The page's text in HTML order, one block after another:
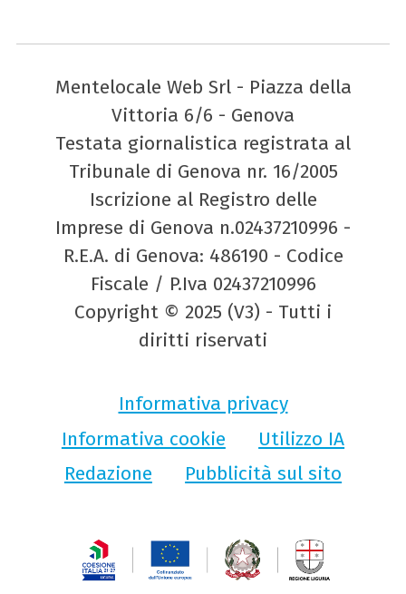
Mentelocale Web Srl - Piazza della
Vittoria 6/6 - Genova
Testata giornalistica registrata al
Tribunale di Genova nr. 16/2005
Iscrizione al Registro delle
Imprese di Genova n.02437210996 -
R.E.A. di Genova: 486190 - Codice
Fiscale / P.Iva 02437210996
Copyright © 2025 (V3) - Tutti i
diritti riservati
Informativa privacy
Informativa cookie
Utilizzo IA
Redazione
Pubblicità sul sito